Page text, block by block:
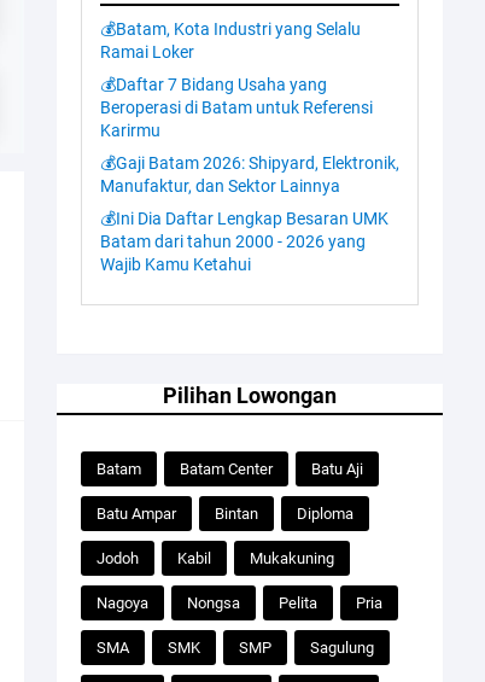
💰Batam, Kota Industri yang Selalu
Ramai Loker
💰Daftar 7 Bidang Usaha yang
Beroperasi di Batam untuk Referensi
Karirmu
💰Gaji Batam 2026: Shipyard, Elektronik,
Manufaktur, dan Sektor Lainnya
💰Ini Dia Daftar Lengkap Besaran UMK
Batam dari tahun 2000 - 2026 yang
Wajib Kamu Ketahui
Pilihan Lowongan
Batam Batam Center Batu Aji
Batu Ampar Bintan Diploma
Jodoh Kabil Mukakuning
Nagoya Nongsa Pelita Pria
SMA SMK SMP Sagulung